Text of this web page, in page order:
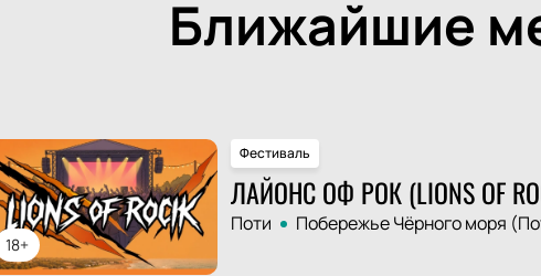
Ближайшие
18+
Фестиваль
ЛАЙОНС ОФ РОК (LIONS OF
Поти Побережье Чёрного моря